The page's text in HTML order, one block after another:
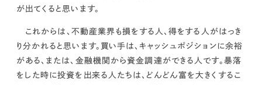
が出てくると思います。
これからは、 不動産業界も損をする人、得をする人がはっき
り分かれると思います。買い手は、キャッシュポジションに余裕
がある、または、金融機関から資金調達ができる人です。 暴落
をした時に投資を出来る人たちは、どんどん富を大きくするこ